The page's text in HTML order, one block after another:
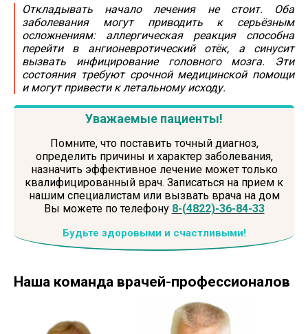
Откладывать начало лечения не стоит. Оба
заболевания могут приводить к серьёзным
осложнениям: аллергическая реакция способна
перейти в ангионевротический отёк, а синусит
вызвать инфицирование головного мозга. Эти
состояния требуют срочной медицинской помощи
и могут привести к летальному исходу.
Уважаемые пациенты!
Помните, что поставить точный диагноз,
определить причины и характер заболевания,
назначить эффективное лечение может только
квалифицированный врач. Записаться на прием к
нашим специалистам или вызвать врача на дом
Вы можете по телефону 8-(4822)-36-84-33
Будьте здоровыми и счастливыми!
Наша команда врачей-профессионалов